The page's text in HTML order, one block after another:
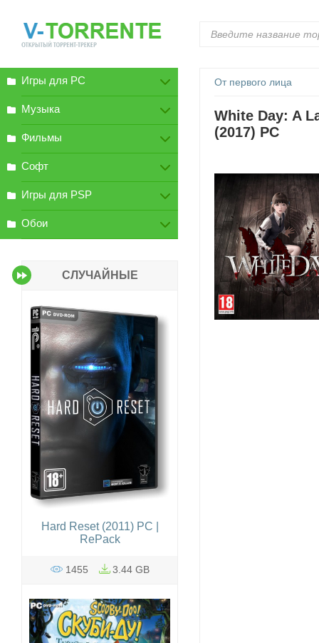
От первого лица
White Day: A
(2017) PC
Игры для PC
Музыка
Фильмы
Софт
Игры для PSP
Обои
СЛУЧАЙНЫЕ
Hard Reset (2011) PC |
RePack
1455 3.44 GB